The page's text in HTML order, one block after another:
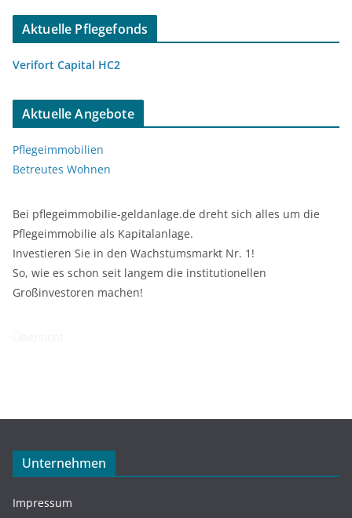
Aktuelle Pflegefonds
Verifort Capital HC2
Aktuelle Angebote
Pflegeimmobilien
Betreutes Wohnen
Bei pflegeimmobilie-geldanlage.de dreht sich alles um die
Pflegeimmobilie als Kapitalanlage.
Investieren Sie in den Wachstumsmarkt Nr. 1!
So, wie es schon seit langem die institutionellen
Großinvestoren machen!
Unternehmen
Impressum